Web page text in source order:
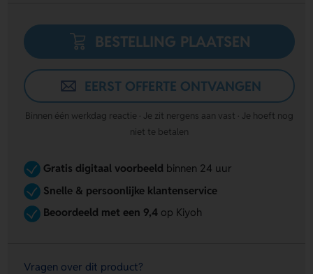
BESTELLING PLAATSEN
EERST OFFERTE ONTVANGEN
Binnen één werkdag reactie · Je zit nergens aan vast · Je hoeft nog
niet te betalen
Gratis digitaal voorbeeld binnen 24 uur
Snelle & persoonlijke klantenservice
Beoordeeld met een 9,4op Kiyoh
Vragen over dit product?